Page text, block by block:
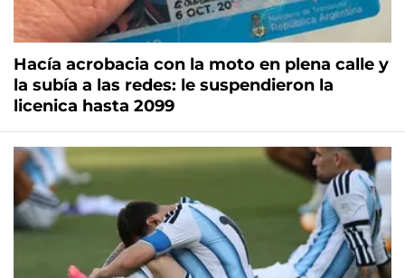
Hacía acrobacia con la moto en plena calle y
la subía a las redes: le suspendieron la
licenica hasta 2099